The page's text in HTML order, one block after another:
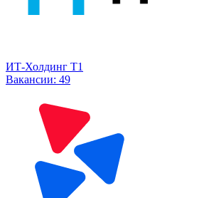
ИТ-Холдинг Т1
Вакансии: 49